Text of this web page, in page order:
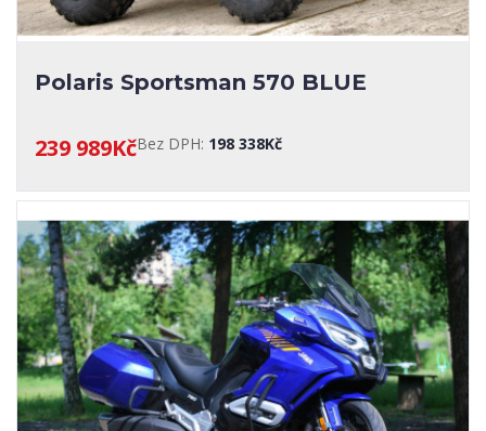
Polaris Sportsman 570 BLUE
239 989KčBez DPH: 198 338Kč